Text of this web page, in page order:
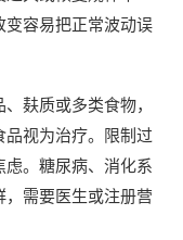
变容易把正常波动误
麸质或多类食物，
视为治疗。限制过
。糖尿病、消化系
需要医生或注册营